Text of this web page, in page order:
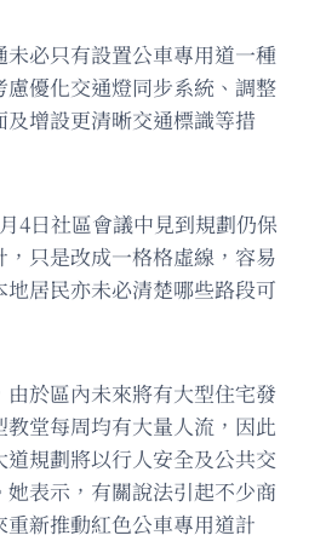
必只有設置公車專用道一種
優化交通燈同步系統、調整
增設更清晰交通標識等措
4日社區會議中見到規劃仍保
只是改成一格格虛線，容易
居民亦未必清楚哪些路段可
於區內未來將有大型住宅發
堂每周均有大量人流，因此
規劃將以行人安全及公共交
表示，有關說法引起不少商
新推動紅色公車專用道計